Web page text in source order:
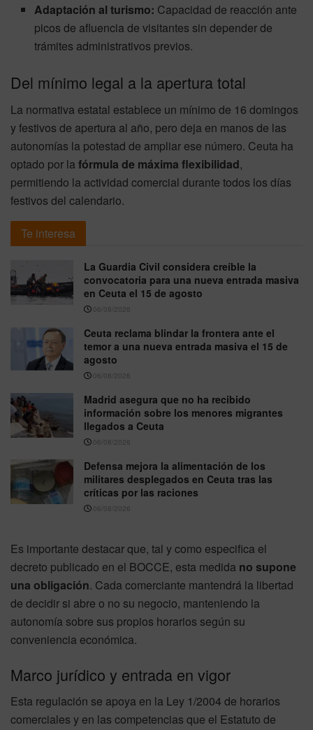
Adaptación al turismo: Capacidad de reacción ante
picos de afluencia de visitantes sin depender de
trámites administrativos previos.
Del mínimo legal a la apertura total
La normativa estatal establece un mínimo de 16 domingos
y festivos de apertura al año, pero deja en manos de las
autonomías la potestad de ampliar ese número. Ceuta ha
optado por lafórmula de máxima flexibilidad,
permitiendo la actividad comercial durante todos los días
festivos del calendario.
Te interesa
La Guardia Civil considera creíble la
convocatoria para una nueva entrada masiva
en Ceuta el 15 de agosto
06/08/2026
Ceuta reclama blindar la frontera ante el
temor a una nueva entrada masiva el 15 de
agosto
06/08/2026
Madrid asegura que no ha recibido
información sobre los menores migrantes
llegados a Ceuta
06/08/2026
Defensa mejora la alimentación de los
militares desplegados en Ceuta tras las
críticas por las raciones
06/08/2026
Es importante destacar que, tal y como especifica el
decreto publicado en el BOCCE, esta medida no supone
una obligación. Cada comerciante mantendrá la libertad
de decidir si abre o no su negocio, manteniendo la
autonomía sobre sus propios horarios según su
conveniencia económica.
Marco jurídico y entrada en vigor
Esta regulación se apoya en la Ley 1/2004 de horarios
comerciales y en las competencias que el Estatuto de